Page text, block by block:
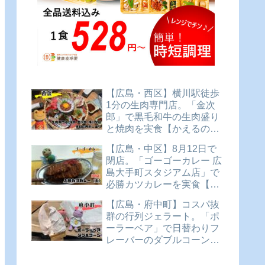
【広島・西区】横川駅徒歩
1分の生肉専門店。「金次
郎」で黒毛和牛の生肉盛り
と焼肉を実食【かえるのピ
【広島・中区】8月12日で
閉店。「ゴーゴーカレー 広
島大手町スタジアム店」で
必勝カツカレーを実食【か
ュー】
【広島・府中町】コスパ抜
群の行列ジェラート。「ポ
ーラーベア」で日替わりフ
レーバーのダブルコーンを